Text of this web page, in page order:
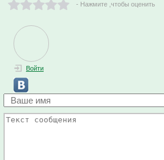
- Нажмите ,чтобы оценить
Войти